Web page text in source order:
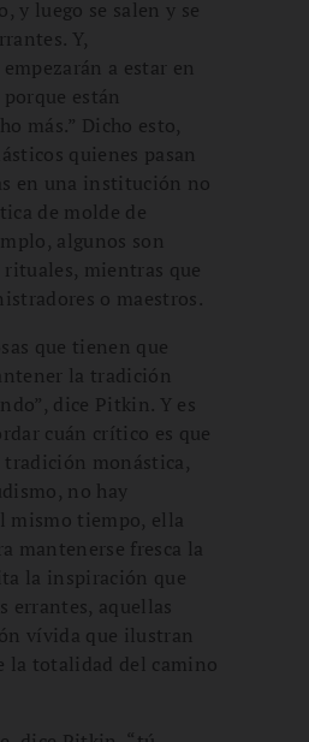
y luego se salen y se
Y,
a estar en
están
más.” Dicho esto,
quienes pasan
en una institución no
de molde de
algunos son
rituales, mientras que
o maestros.
que tienen que
la tradición
dice Pitkin. Y es
cuán crítico es que
monástica,
no hay
mismo tiempo, ella
mantenerse fresca la
la inspiración que
errantes, aquellas
vívida que ilustran
la totalidad del camino